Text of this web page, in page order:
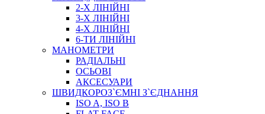
АВТОХІМІЯ
ДОМКРАТИ
НАБОРИ ЗАПОБІЖНИКІВ, КЛЕМ, АКСЕСУАРІВ
2-Х ЛІНІЙНІ
3-Х ЛІНІЙНІ
4-Х ЛІНІЙНІ
6-ТИ ЛІНІЙНІ
МАНОМЕТРИ
РАДІАЛЬНІ
ОСЬОВІ
АКСЕСУАРИ
ШВИДКОРОЗ`ЄМНІ З`ЄДНАННЯ
ISO A, ISO B